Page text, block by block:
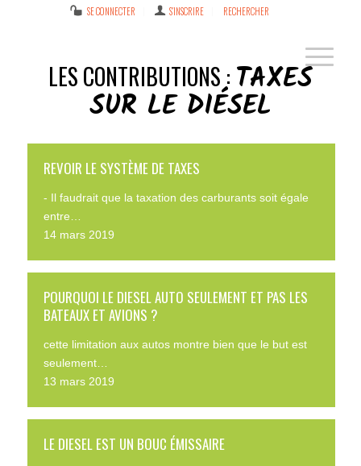
SE CONNECTER S’INSCRIRE RECHERCHER
LES CONTRIBUTIONS : TAXES
SUR LE DIÉSEL
REVOIR LE SYSTÈME DE TAXES
- Il faudrait que la taxation des carburants soit égale
entre…
14 mars 2019
POURQUOI LE DIESEL AUTO SEULEMENT ET PAS LES
BATEAUX ET AVIONS ?
cette limitation aux autos montre bien que le but est
seulement…
13 mars 2019
LE DIESEL EST UN BOUC ÉMISSAIRE